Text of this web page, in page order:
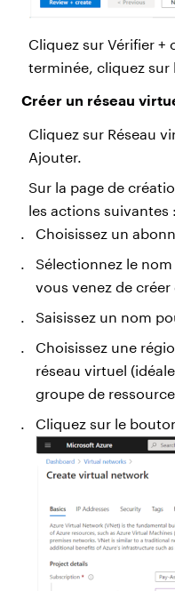
Cliquez sur Vérifier +
terminée, cliquez sur
Créer un réseau
Cliquez sur Réseau
Ajouter.
Sur la page de
les actions suivantes :
Choisissez un
Sélectionnez le
vous venez de
Saisissez un nom
Choisissez une
réseau virtuel
groupe de
Cliquez sur le